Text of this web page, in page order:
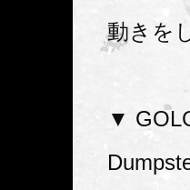
動きを
▼